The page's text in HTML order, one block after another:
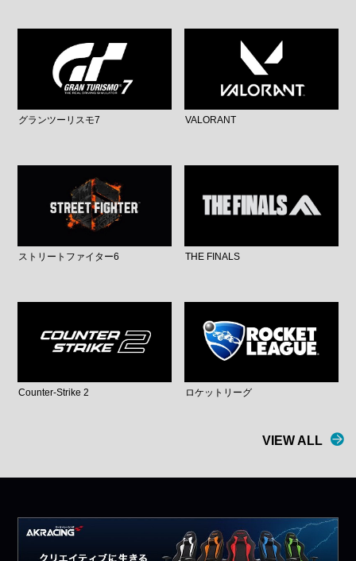
グランツーリスモ7 VALORANT
ストリートファイター6 THE FINALS
Counter-Strike 2 ロケットリーグ
VIEW ALL